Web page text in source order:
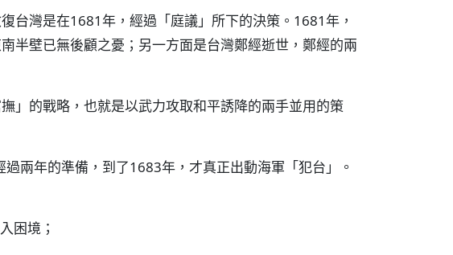
台灣是在1681年，經過「庭議」所下的決策。1681年，
半壁已無後顧之憂；另一方面是台灣鄭經逝世，鄭經的兩
」的戰略，也就是以武力攻取和平誘降的兩手並用的策
兩年的準備，到了1683年，才真正出動海軍「犯台」。
困境；